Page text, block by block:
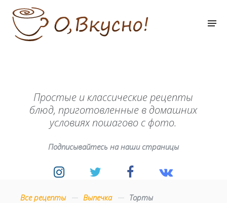
Простые и классические рецепты
блюд, приготовленные в домашних
условиях пошагово с фото.
Подписывайтесь на наши страницы
Все рецепты Выпечка Торты